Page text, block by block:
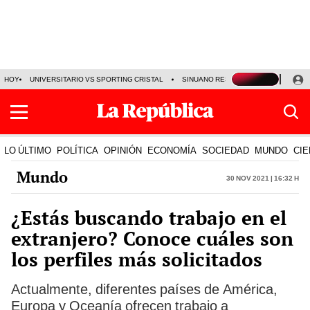
HOY UNIVERSITARIO VS SPORTING CRISTAL SINUANO RESULTADOS HOY
LO ÚLTIMO POLÍTICA OPINIÓN ECONOMÍA SOCIEDAD MUNDO
Mundo 30 Nov 2021 | 16:32 h
¿Estás buscando trabajo en el
extranjero? Conoce cuáles son
los perfiles más solicitados
Actualmente, diferentes países de América,
Europa y Oceanía ofrecen trabajo a